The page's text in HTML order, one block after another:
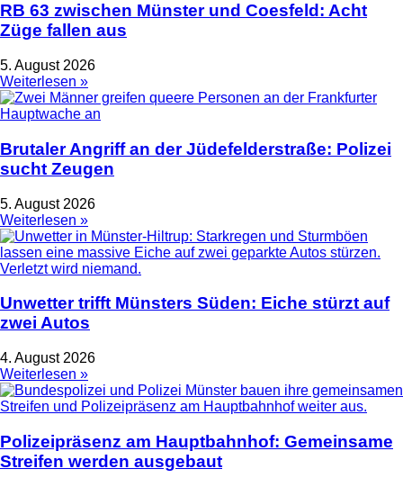
RB 63 zwischen Münster und Coesfeld: Acht
Züge fallen aus
5. August 2026
Weiterlesen »
Brutaler Angriff an der Jüdefelderstraße: Polizei
sucht Zeugen
5. August 2026
Weiterlesen »
Unwetter trifft Münsters Süden: Eiche stürzt auf
zwei Autos
4. August 2026
Weiterlesen »
Polizeipräsenz am Hauptbahnhof: Gemeinsame
Streifen werden ausgebaut